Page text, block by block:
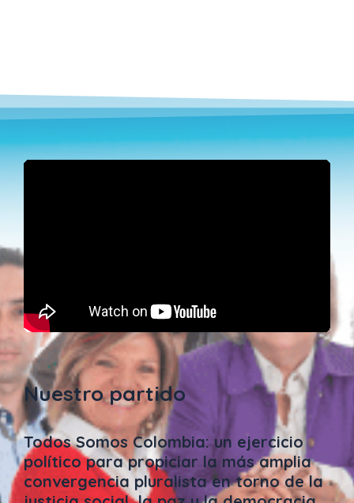
Nuestro partido
Todos Somos Colombia: un ejercicio
político para propiciar la más amplia
convergencia pluralista en torno de la